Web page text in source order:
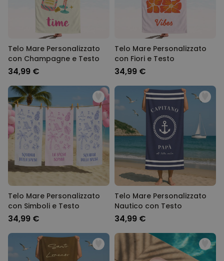
Telo Mare Personalizzato
con Champagne e Testo
34,99 €
Telo Mare Personalizzato
con Fiori e Testo
34,99 €
Telo Mare Personalizzato
con Simboli e Testo
34,99 €
Telo Mare Personalizzato
Nautico con Testo
34,99 €